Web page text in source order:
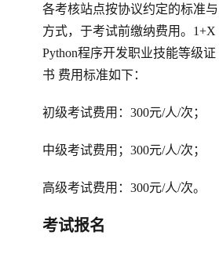
各考核站点按协议约定的标准与
方式，于考试前缴纳费用。1+X
Python程序开发职业技能等级证
书 费用标准如下：
初级考试费用：300元/人/次；
中级考试费用；300元/人/次；
高级考试费用：300元/人/次。
考试报名